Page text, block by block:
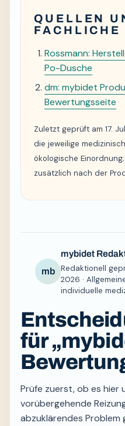
QUELLEN
FACHLICHE
Rossmann:
Po-Dusche
dm: mybidet
Bewertungsseite
Zuletzt geprüft am 17.
die jeweilige
ökologische
zusätzlich nach der
mb
mybidet
Redaktionell
2026 ·
individuelle
für
Prüfe zuerst, ob es hier
vorübergehende
abzuklärendes